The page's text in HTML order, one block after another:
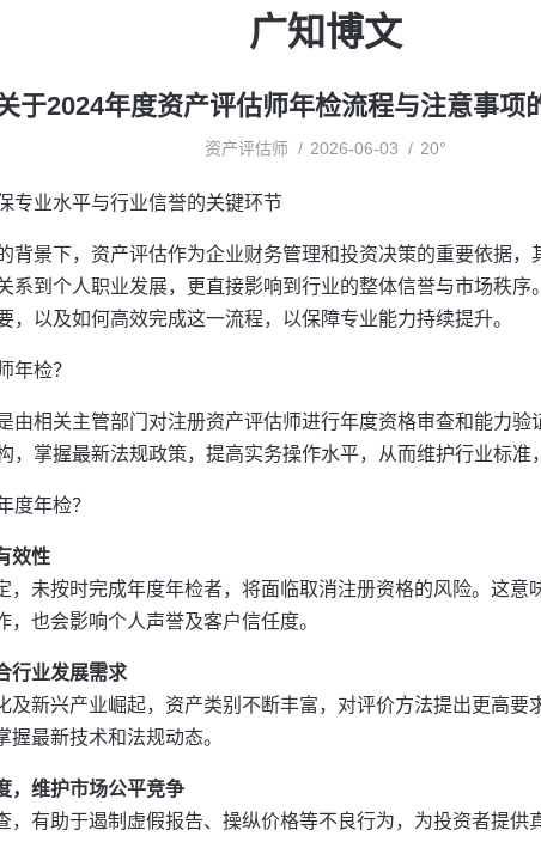
广知博文
于2024年度资产评估师年检流程与注意事项
资产评估师 2026-06-03 20°
专业水平与行业信誉的关键环节
背景下，资产评估作为企业财务管理和投资决策的重要依据，
系到个人职业发展，更直接影响到行业的整体信誉与市场秩
，以及如何高效完成这一流程，以保障专业能力持续提升。
年检？
由相关主管部门对注册资产评估师进行年度资格审查和能力验
，掌握最新法规政策，提高实务操作水平，从而维护行业标准
度年检？
效性
，未按时完成年度年检者，将面临取消注册资格的风险。这意
，也会影响个人声誉及客户信任度。
行业发展需求
及新兴产业崛起，资产类别不断丰富，对评价方法提出更高要
握最新技术和法规动态。
，维护市场公平竞争
，有助于遏制虚假报告、操纵价格等不良行为，为投资者提供